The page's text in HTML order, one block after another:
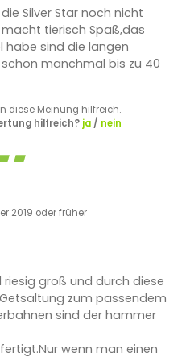
Silver Star noch nicht
tierisch Spaß,das
habe sind die langen
manchmal bis zu 40
diese Meinung hilfreich.
hilfreich? ja/ nein
2019 oder früher
riesig groß und durch diese
zum passendem
sind der hammer
wenn man einen